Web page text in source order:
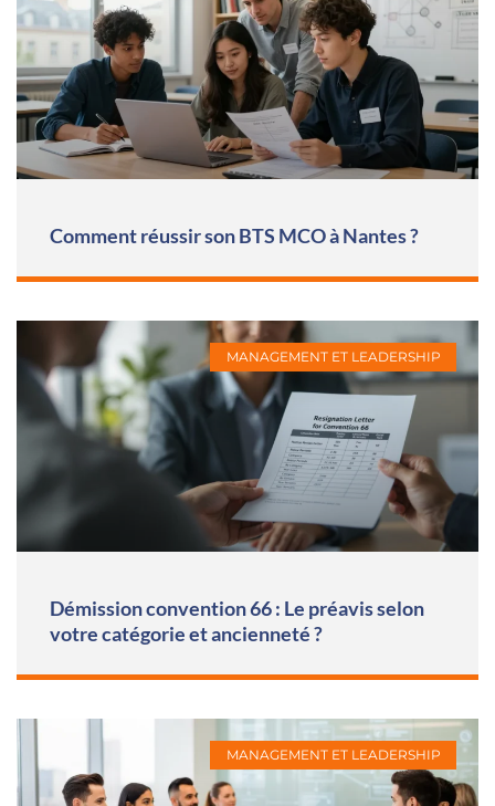
Comment réussir son BTS MCO à Nantes ?
MANAGEMENT ET LEADERSHIP
Démission convention 66 : Le préavis selon
votre catégorie et ancienneté ?
MANAGEMENT ET LEADERSHIP